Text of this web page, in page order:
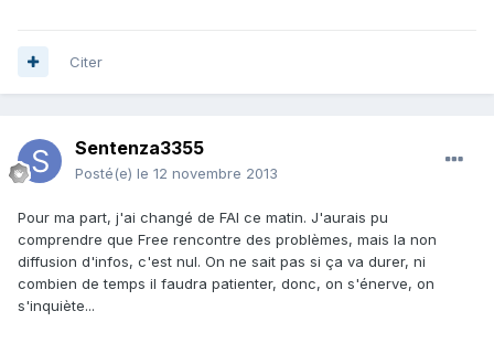
Citer
Sentenza3355
Posté(e) le 12 novembre 2013
Pour ma part, j'ai changé de FAI ce matin. J'aurais pu
comprendre que Free rencontre des problèmes, mais la non
diffusion d'infos, c'est nul. On ne sait pas si ça va durer, ni
combien de temps il faudra patienter, donc, on s'énerve, on
s'inquiète...